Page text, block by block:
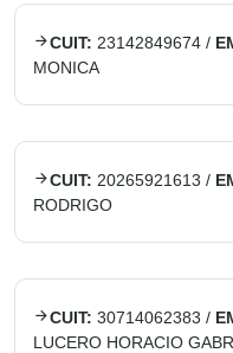
CUIT: 23142849674 /
MONICA
CUIT: 20265921613 /
RODRIGO
CUIT: 30714062383 /
LUCERO HORACIO